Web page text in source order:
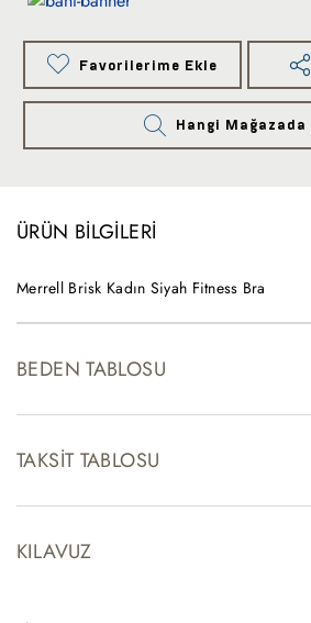
Favorilerime Ekle
Hangi Mağazada
ÜRÜN BILGILERI
Merrell Brisk Kadın Siyah Fitness Bra
BEDEN TABLOSU
TAKSIT TABLOSU
KILAVUZ